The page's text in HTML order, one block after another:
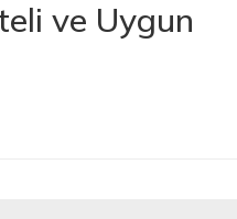
ve Uygun